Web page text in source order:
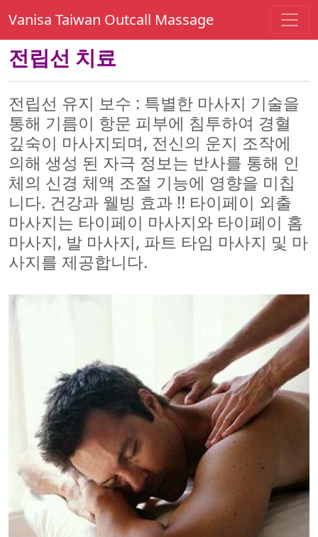
Vanisa Taiwan Outcall Massage
전립선 치료
전립선 유지 보수 : 특별한 마사지 기술을
통해 기름이 항문 피부에 침투하여 경혈
깊숙이 마사지되며, 전신의 운지 조작에
의해 생성 된 자극 정보는 반사를 통해 인
체의 신경 체액 조절 기능에 영향을 미칩
니다. 건강과 웰빙 효과 !! 타이페이 외출
마사지는 타이페이 마사지와 타이페이 홈
마사지, 발 마사지, 파트 타임 마사지 및 마
사지를 제공합니다.
500x500